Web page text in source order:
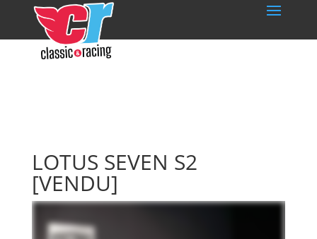
LOTUS SEVEN S2
[VENDU]